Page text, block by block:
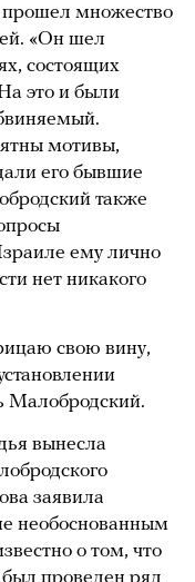
прошел множество
«Он шел
состоящих
это и были
мотивы,
его бывшие
также
ему лично
нет никакого
свою вину,
Малобродский.
вынесла
заявила
необоснованным
о том, что